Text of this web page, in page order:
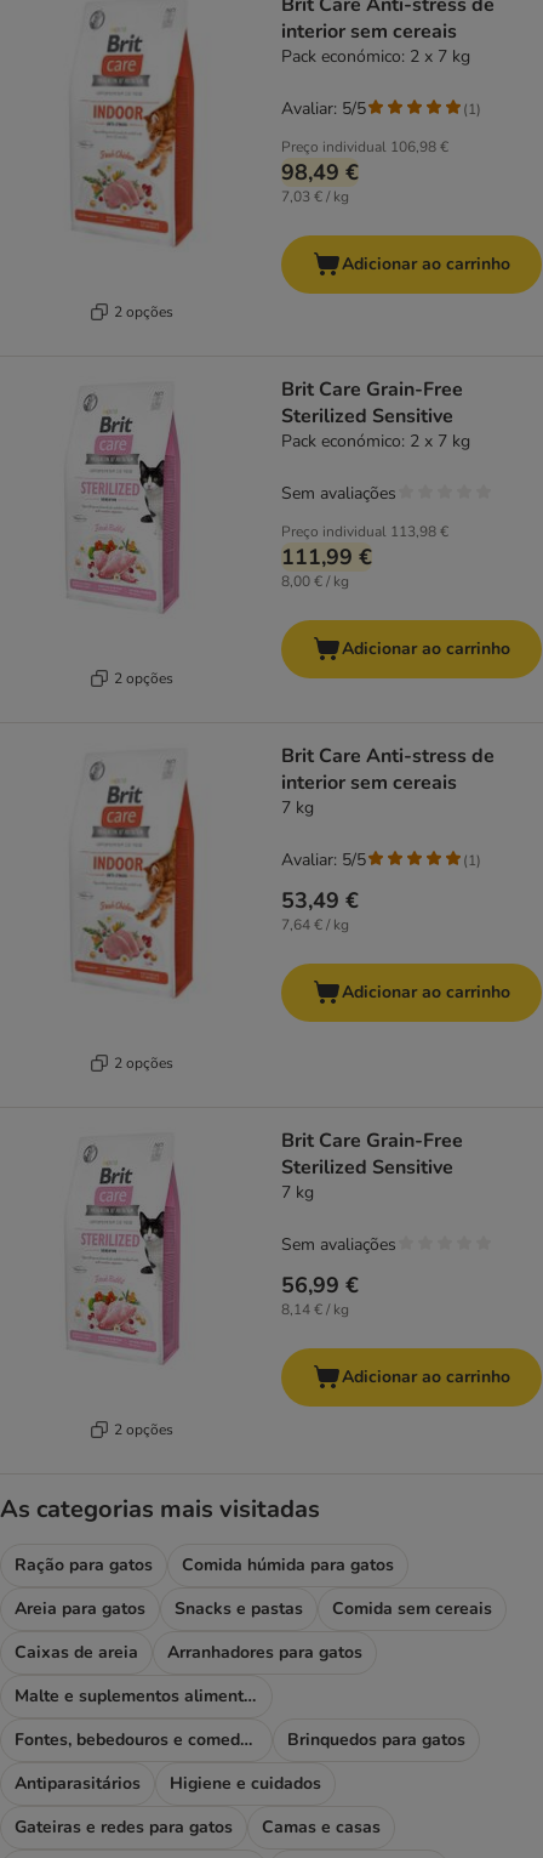
2 opções
interior sem cereais
Pack económico: 2 x 7 kg
Preço individual 106,98 €
98,49 €
7,03 € / kg
Avaliar: 5/5 (1)
Adicionar ao carrinho
2 opções
Brit Care Grain-Free
Sterilized Sensitive
Pack económico: 2 x 7 kg
Preço individual 113,98 €
111,99 €
8,00 € / kg
Sem avaliações
Adicionar ao carrinho
2 opções
Brit Care Anti-stress de
interior sem cereais
7 kg
53,49 €
7,64 € / kg
Avaliar: 5/5 (1)
Adicionar ao carrinho
2 opções
Brit Care Grain-Free
Sterilized Sensitive
7 kg
56,99 €
8,14 € / kg
Sem avaliações
Adicionar ao carrinho
As categorias mais visitadas
Ração para gatos
Comida húmida para gatos
Areia para gatos
Snacks e pastas
Comida sem cereais
Caixas de areia
Arranhadores para gatos
Malte e suplementos alimentares
Fontes, bebedouros e comedouros
Brinquedos para gatos
Antiparasitários
Higiene e cuidados
Gateiras e redes para gatos
Camas e casas